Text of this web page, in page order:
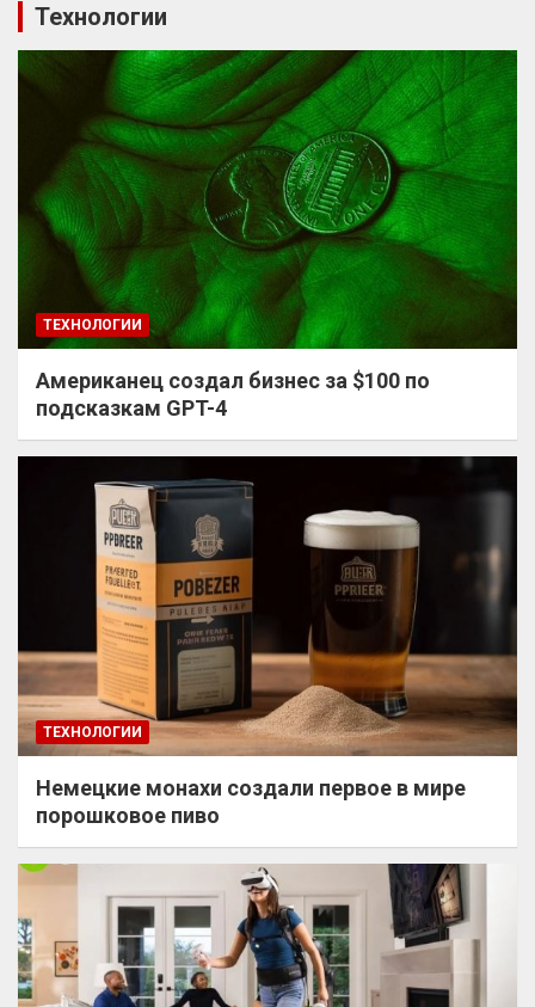
Технологии
ТЕХНОЛОГИИ
Американец создал бизнес за $100 по
подсказкам GPT-4
ТЕХНОЛОГИИ
Немецкие монахи создали первое в мире
порошковое пиво